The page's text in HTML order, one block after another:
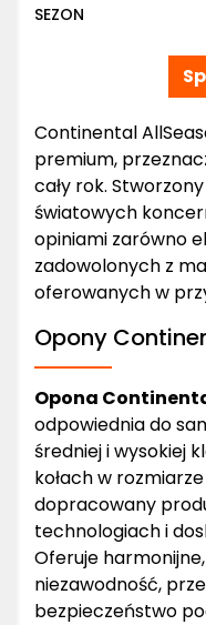
SEZON
Continental
premium,
cały rok.
światowych
opiniami zarówno
zadowolonych z
oferowanych w
Opony
Opona
odpowiednia do
średniej i wysokiej
kołach w
dopracowany
technologiach i
Oferuje
niezawodność,
bezpieczeństwo